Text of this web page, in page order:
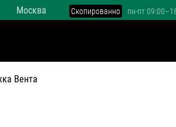
Москва пн-пт
Скопированно
Вента